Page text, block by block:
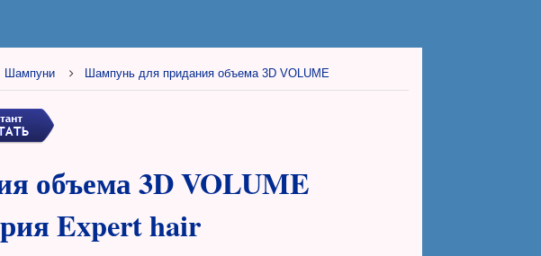
Шампуни Шампунь для придания объема 3D VOLUME
объема 3D VOLUME
Expert hair